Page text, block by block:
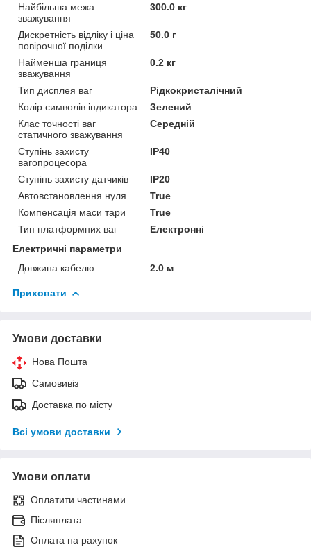
Найбільша межа
зважування
300.0 кг
Дискретність відліку і ціна
повірочної поділки
50.0 г
Найменша границя
зважування
0.2 кг
Тип дисплея ваг
Рідкокристалічний
Колір символів індикатора
Зелений
Клас точності ваг
статичного зважування
Середній
Ступінь захисту
вагопроцесора
IP40
Ступінь захисту датчиків
IP20
Автовстановлення нуля
True
Компенсація маси тари
True
Тип платформних ваг
Електронні
Електричні параметри
Довжина кабелю
2.0 м
Приховати
Умови доставки
Нова Пошта
Самовивіз
Доставка по місту
Всі умови доставки
Умови оплати
Оплатити частинами
Післяплата
Оплата на рахунок